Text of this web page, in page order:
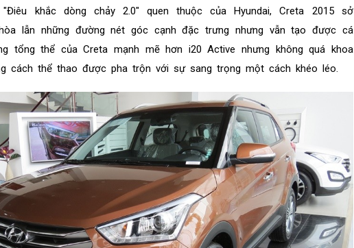
khắc dòng chảy 2.0" quen thuộc của Hyundai, Creta 2015 sở
lẫn những đường nét góc cạnh đặc trưng nhưng vẫn tạo được cá
tổng thể của Creta mạnh mẽ hơn i20 Active nhưng không quá khoa
cách thể thao được pha trộn với sự sang trọng một cách khéo léo.